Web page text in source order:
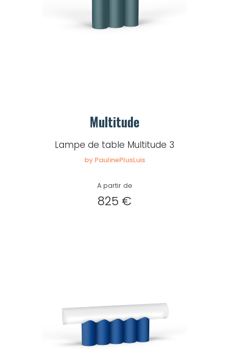
Multitude
Lampe de table Multitude 3
by PaulinePlusLuis
A partir de
825 €